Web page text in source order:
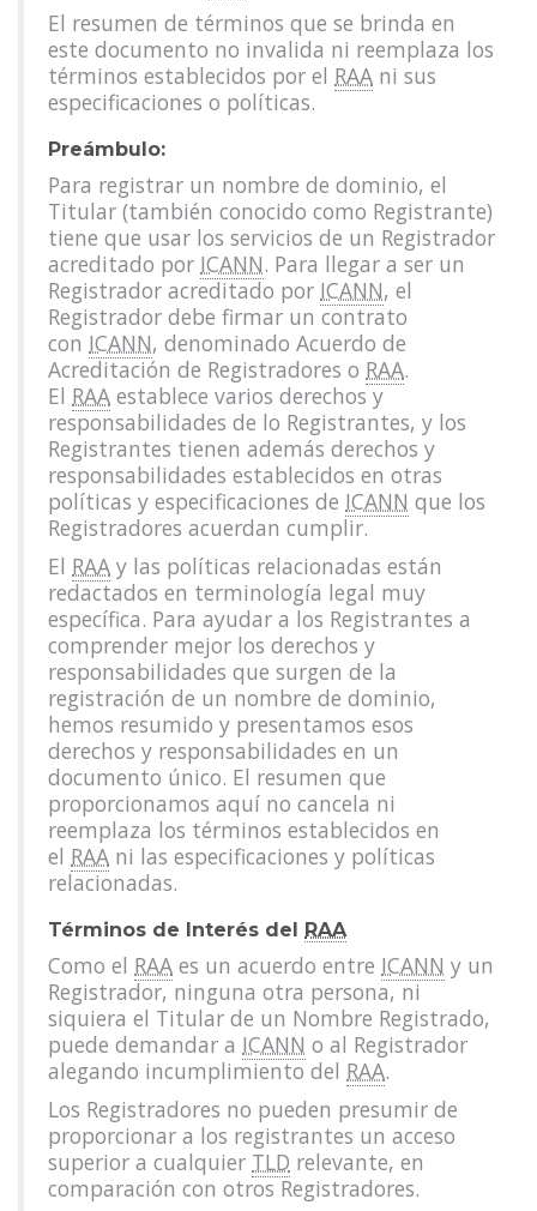
El resumen de términos que se brinda en
este documento no invalida ni reemplaza los
términos establecidos por el RAA ni sus
especificaciones o políticas.
Preámbulo:
Para registrar un nombre de dominio, el
Titular (también conocido como Registrante)
tiene que usar los servicios de un Registrador
acreditado por ICANN. Para llegar a ser un
Registrador acreditado por ICANN, el
Registrador debe firmar un contrato
con ICANN, denominado Acuerdo de
Acreditación de Registradores o RAA.
El RAA establece varios derechos y
responsabilidades de lo Registrantes, y los
Registrantes tienen además derechos y
responsabilidades establecidos en otras
políticas y especificaciones de ICANN que los
Registradores acuerdan cumplir.
El RAA y las políticas relacionadas están
redactados en terminología legal muy
específica. Para ayudar a los Registrantes a
comprender mejor los derechos y
responsabilidades que surgen de la
registración de un nombre de dominio,
hemos resumido y presentamos esos
derechos y responsabilidades en un
documento único. El resumen que
proporcionamos aquí no cancela ni
reemplaza los términos establecidos en
el RAA ni las especificaciones y políticas
relacionadas.
Términos de Interés del RAA
Como el RAA es un acuerdo entre ICANN y un
Registrador, ninguna otra persona, ni
siquiera el Titular de un Nombre Registrado,
puede demandar a ICANN o al Registrador
alegando incumplimiento del RAA.
Los Registradores no pueden presumir de
proporcionar a los registrantes un acceso
superior a cualquier TLD relevante, en
comparación con otros Registradores.